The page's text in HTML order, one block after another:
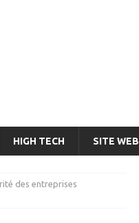
HIGH TECH SITE WEB
des entreprises